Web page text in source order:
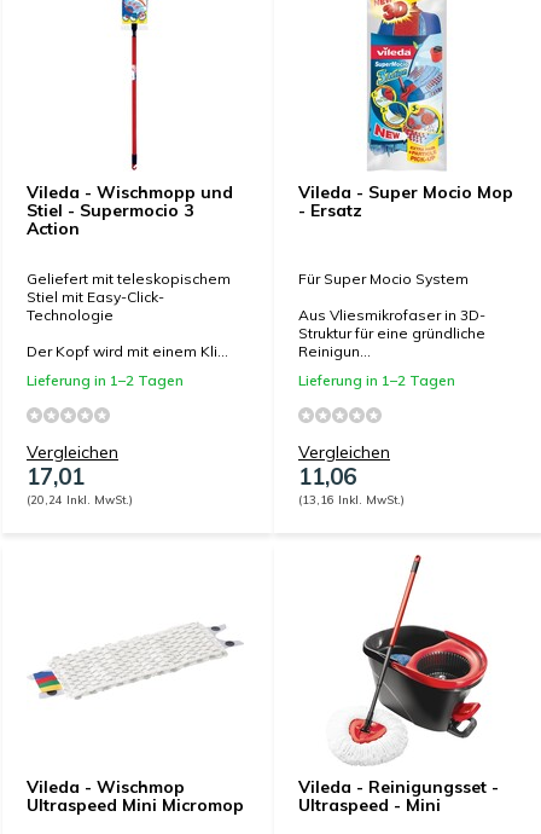
Vileda - Wischmopp und
Stiel - Supermocio 3
Action
Geliefert mit teleskopischem
Stiel mit Easy-Click-
Technologie
Der Kopf wird mit einem Kli...
Lieferung in 1–2 Tagen
Vergleichen
17,01
(20,24 Inkl. MwSt.)
Vileda - Super Mocio Mop
- Ersatz
Für Super Mocio System
Aus Vliesmikrofaser in 3D-
Struktur für eine gründliche
Reinigun...
Lieferung in 1–2 Tagen
Vergleichen
11,06
(13,16 Inkl. MwSt.)
Vileda - Wischmop
Ultraspeed Mini Micromop
Vileda - Reinigungsset -
Ultraspeed - Mini